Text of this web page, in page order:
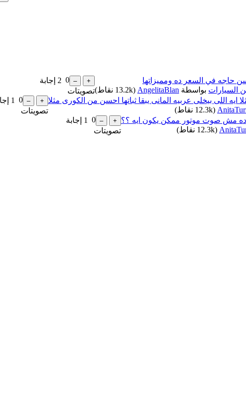
السيارات بواسطة AngelitaBlan
(
13.2k نقاط)
0
تصويتات
2 إجابة
ايه اللى بيخلى عربيه المانى يبقا ثباتها احسن من الكورى مثلا
(
12.3k نقاط)
0
تصويتات
1
(
12.3k نقاط)
0
تصويتات
1 إجابة